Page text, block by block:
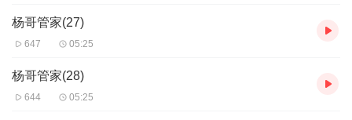
杨哥管家(27)
647 05:25
杨哥管家(28)
644 05:25